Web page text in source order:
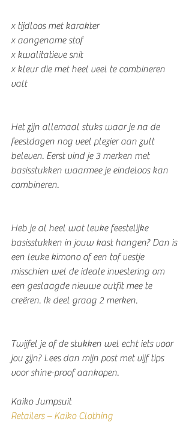
x tijdloos met karakter
x aangename stof
x kwalitatieve snit
x kleur die met heel veel te combineren
valt
Het zijn allemaal stuks waar je na de
feestdagen nog veel plezier aan zult
beleven. Eerst vind je 3 merken met
basisstukken waarmee je eindeloos kan
combineren.
Heb je al heel wat leuke feestelijke
basisstukken in jouw kast hangen? Dan is
een leuke kimono of een tof vestje
misschien wel de ideale investering om
een geslaagde nieuwe outfit mee te
creëren. Ik deel graag 2 merken.
Twijfel je of de stukken wel echt iets voor
jou zijn? Lees dan mijn post met vijf tips
voor shine-proof aankopen.
Kaiko Jumpsuit
Retailers – Kaiko Clothing